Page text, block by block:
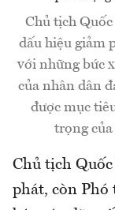
Chủ tịch
dấu hiệu giảm
với những bức
của nhân dân
được mục
trọng
Chủ tịch
phát, còn Phó